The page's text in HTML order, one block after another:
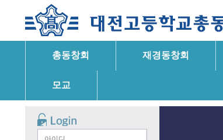
총동창회 재경동창회
모교